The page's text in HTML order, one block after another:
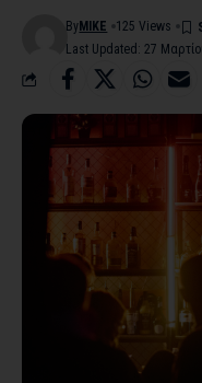
Last Updated: 27
By MIKE 125 Views